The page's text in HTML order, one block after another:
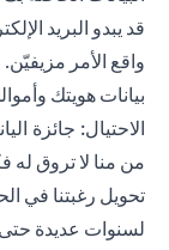
قد يبدو البريد
واقع الأمر
بيانات هويتك
الاحتيال: جائزة
من منا لا تروق له
تحويل رغبتنا في
لسنوات عديدة حتى